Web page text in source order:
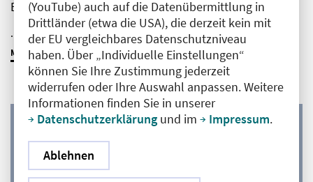
(YouTube) auch auf die Datenübermittlung in
Drittländer (etwa die USA), die derzeit kein mit
der EU vergleichbares Datenschutzniveau
haben. Über „Individuelle Einstellungen“
können Sie Ihre Zustimmung jederzeit
widerrufen oder Ihre Auswahl anpassen. Weitere
Informationen finden Sie in unserer
Datenschutzerklärung und im Impressum.
Ablehnen
Behandlung komplexer Schmerzverläufe.
...
MEHR ERFAHREN